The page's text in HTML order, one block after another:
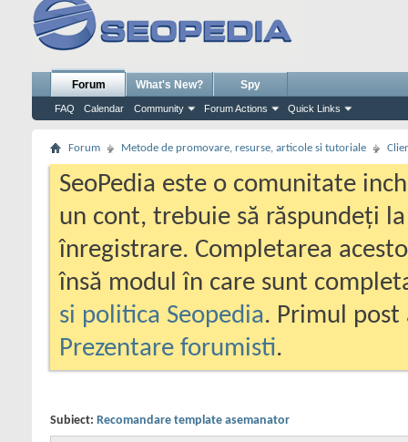
Forum
FAQ Calendar Community Forum Actions Quick Links
What's New? Spy
Forum Metode de promovare, resurse, articole si tutoriale
SeoPedia este o comunitate
un cont, trebuie să răspundeți
înregistrare. Completarea
însă modul în care sunt
si politica Seopedia. Primul
Prezentare forumisti.
Subiect: Recomandare template asemanator